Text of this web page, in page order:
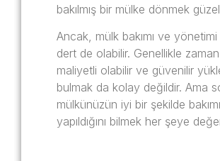
bakılmış bir mülke dönmek
Ancak, mülk bakımı ve
dert de olabilir. Genellikle zaman
maliyetli olabilir ve güvenilir
bulmak da kolay değildir. Ama
mülkünüzün iyi bir şekilde
yapıldığını bilmek her şeye